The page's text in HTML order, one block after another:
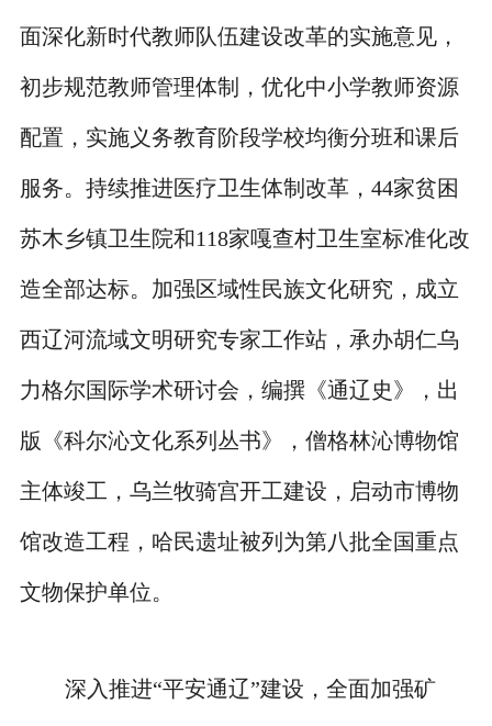
面深化新时代教师队伍建设改革的实施意见，
初步规范教师管理体制，优化中小学教师资源
配置，实施义务教育阶段学校均衡分班和课后
服务。持续推进医疗卫生体制改革，44家贫困
苏木乡镇卫生院和118家嘎查村卫生室标准化改
造全部达标。加强区域性民族文化研究，成立
西辽河流域文明研究专家工作站，承办胡仁乌
力格尔国际学术研讨会，编撰《通辽史》，出
版《科尔沁文化系列丛书》，僧格林沁博物馆
主体竣工，乌兰牧骑宫开工建设，启动市博物
馆改造工程，哈民遗址被列为第八批全国重点
文物保护单位。
深入推进“平安通辽”建设，全面加强矿